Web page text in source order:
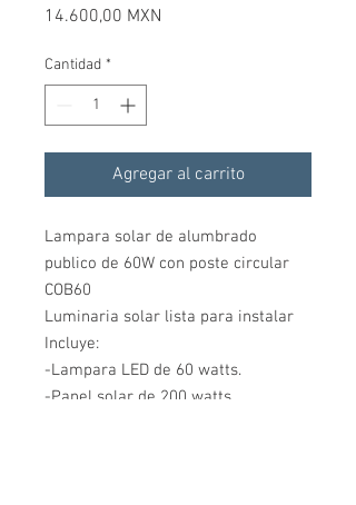
14.600,00 MXN
Cantidad *
Agregar al carrito
Lampara solar de alumbrado
publico de 60W con poste circular
COB60
Luminaria solar lista para instalar
Incluye:
-Lampara LED de 60 watts.
-Panel solar de 200 watts.